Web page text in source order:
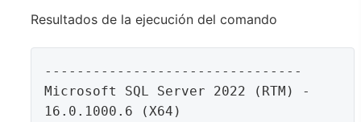
Resultados de la ejecución del comando
--------------------------------
Microsoft SQL Server 2022 (RTM) -
16.0.1000.6 (X64)